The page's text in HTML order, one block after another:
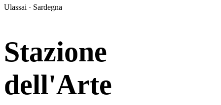
Ulassai · Sardegna
Stazione
dell'Arte